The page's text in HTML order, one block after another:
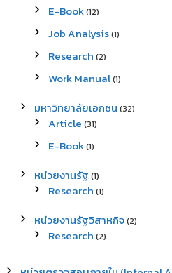
E-Book(12)
Job Analysis(1)
Research (2)
Work Manual(1)
มหาวิทยาลัยเอกชน (32)
Article (31)
E-Book(1)
หน่วยงานรัฐ (1)
Research (1)
หน่วยงานรัฐวิสาหกิจ(2)
Research (2)